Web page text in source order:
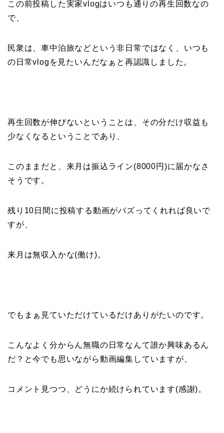
この前投稿した実家vlogはいつも通りの再生回数なの
で、
民衆は、車中泊旅などという非日常ではなく、いつも
の日常vlogを見たいんだなぁと再認識しました。
再生回数が伸びないということは、その分だけ収益も
少なくなるということであり、
このままだと、来月は振込ライン(8000円)に届かなさ
そうです。
残り10日間に投稿する動画がバズってくれれば良いで
すが、
来月は無収入かな(働け)。
でもまぁ見ていただけているだけありがたいのです。
こんなよく分からん無職の日常なんて誰か興味あるん
だ？と今でも思いながら動画編集していますが、
コメント見つつ、どうにか続けられています(感謝)。